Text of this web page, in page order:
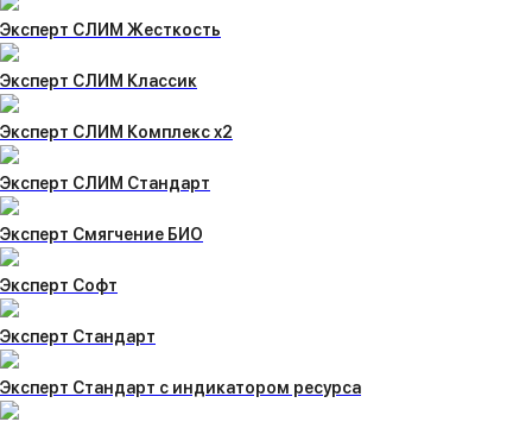
Эксперт СЛИМ Жесткость
Эксперт СЛИМ Классик
Эксперт СЛИМ Комплекс х2
Эксперт СЛИМ Стандарт
Эксперт Смягчение БИО
Эксперт Софт
Эксперт Стандарт
Эксперт Стандарт с индикатором ресурса